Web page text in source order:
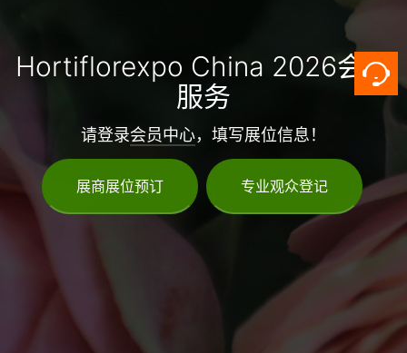
Hortiflorexpo China 2026会员
服务
请登录会员中心，填写展位信息！
展商展位预订 专业观众登记